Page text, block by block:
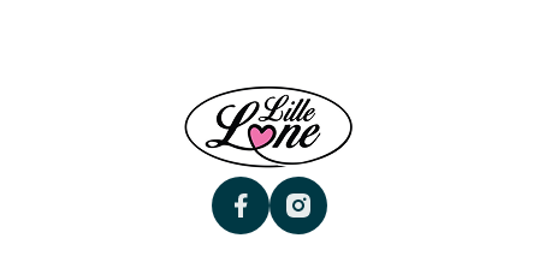
facebookinstagram